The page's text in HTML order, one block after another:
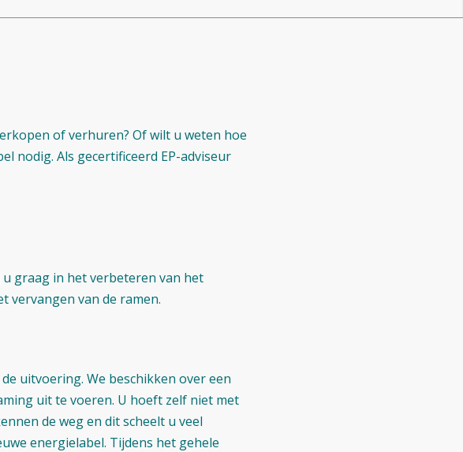
of verhuren? Of wilt u weten hoe
nodig. Als gecertificeerd EP-adviseur
graag in het verbeteren van het
vervangen van de ramen.
uitvoering. We beschikken over een
uit te voeren. U hoeft zelf niet met
de weg en dit scheelt u veel
energielabel. Tijdens het gehele